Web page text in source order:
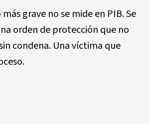
grave no se mide en PIB. Se
orden de protección que no
condena. Una víctima que